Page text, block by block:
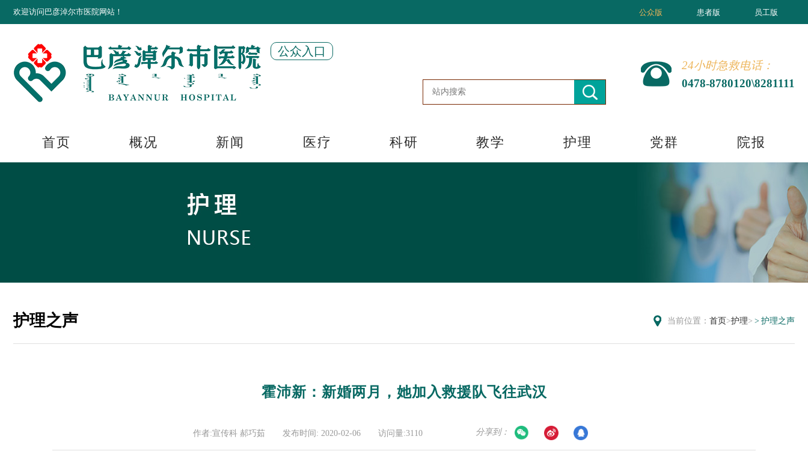
欢迎访问巴彦淖尔市医院网站！ 公众版 患者版 员工版
公众入口
24小时急救电话：
0478-8780120\8281111
首页 概况 新闻 医疗 科研 教学 护理 党群 院报
护理之声 当前位置： 首页>护理> 护理之声
霍沛新：新婚两月，她加入救援队飞往武汉
作者:宣传科 郝巧茹 发布时间: 2020-02-06 访问量:3110 分享到：